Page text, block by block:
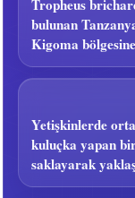
Tropheus
bulunan
Kigoma
Yetişkinlerde
kuluçka yapan
saklayarak